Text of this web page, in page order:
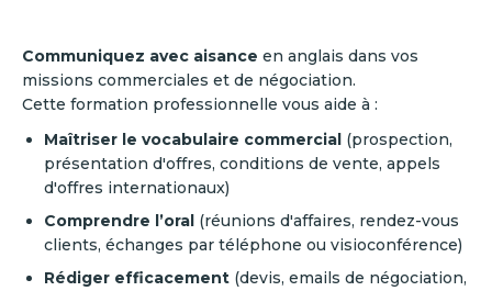
Communiquez avec aisance en anglais dans vos
missions commerciales et de négociation.
Cette formation professionnelle vous aide à :
Maîtriser le vocabulaire commercial (prospection,
présentation d'offres, conditions de vente, appels
d'offres internationaux)
Comprendre l’oral (réunions d'affaires, rendez-vous
clients, échanges par téléphone ou visioconférence)
Rédiger efficacement (devis, emails de négociation,